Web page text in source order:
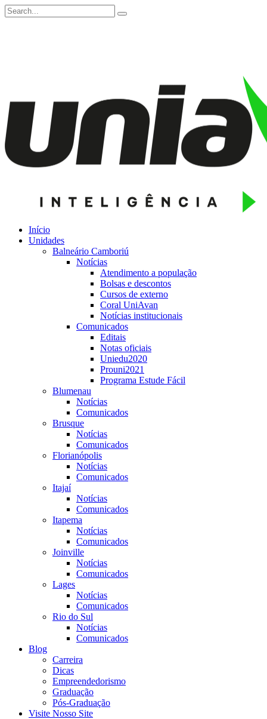
Início
Unidades
Balneário Camboriú
Notícias
Atendimento a população
Bolsas e descontos
Cursos de externo
Coral UniAvan
Notícias institucionais
Comunicados
Editais
Notas oficiais
Uniedu2020
Prouni2021
Programa Estude Fácil
Blumenau
Notícias
Comunicados
Brusque
Notícias
Comunicados
Florianópolis
Notícias
Comunicados
Itajaí
Notícias
Comunicados
Itapema
Notícias
Comunicados
Joinville
Notícias
Comunicados
Lages
Notícias
Comunicados
Rio do Sul
Notícias
Comunicados
Blog
Carreira
Dicas
Empreendedorismo
Graduação
Pós-Graduação
Visite Nosso Site